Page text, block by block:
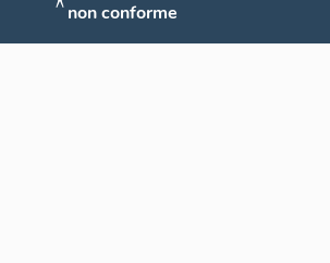
non conforme